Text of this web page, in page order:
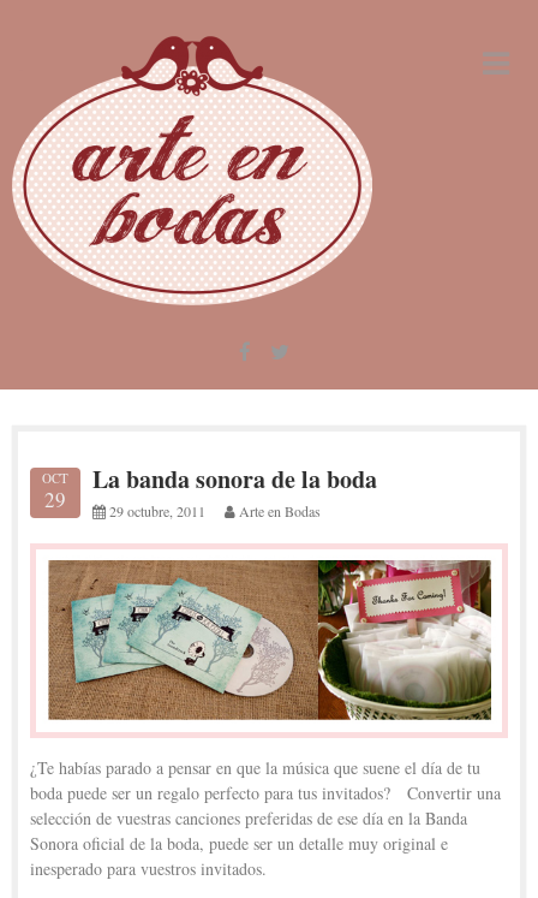
OCT
29
La banda sonora de la boda
29 octubre, 2011 Arte en Bodas
¿Te habías parado a pensar en que la música que suene el día de tu
boda puede ser un regalo perfecto para tus invitados? Convertir una
selección de vuestras canciones preferidas de ese día en la Banda
Sonora oficial de la boda, puede ser un detalle muy original e
inesperado para vuestros invitados.